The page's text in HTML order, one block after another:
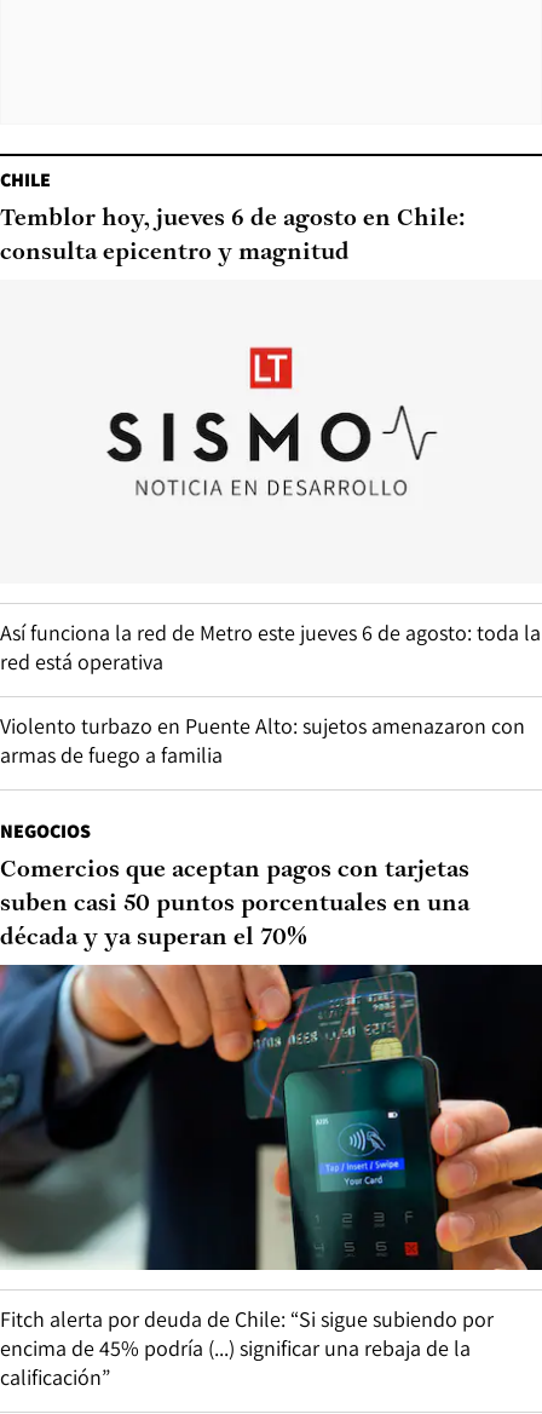
CHILE
Temblor hoy, jueves 6 de agosto en Chile:
consulta epicentro y magnitud
Así funciona la red de Metro este jueves 6 de agosto: toda la
red está operativa
Violento turbazo en Puente Alto: sujetos amenazaron con
armas de fuego a familia
NEGOCIOS
Comercios que aceptan pagos con tarjetas
suben casi 50 puntos porcentuales en una
década y ya superan el 70%
Fitch alerta por deuda de Chile: “Si sigue subiendo por
encima de 45% podría (...) significar una rebaja de la
calificación”